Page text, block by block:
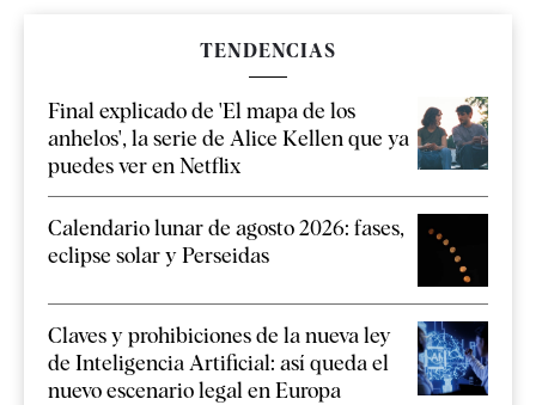
TENDENCIAS
Final explicado de 'El mapa de los
anhelos', la serie de Alice Kellen que ya
puedes ver en Netflix
Calendario lunar de agosto 2026: fases,
eclipse solar y Perseidas
Claves y prohibiciones de la nueva ley
de Inteligencia Artificial: así queda el
nuevo escenario legal en Europa